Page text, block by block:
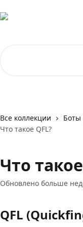
Все коллекции Боты
Что такое QFL?
Что
Обновлено больше
QFL